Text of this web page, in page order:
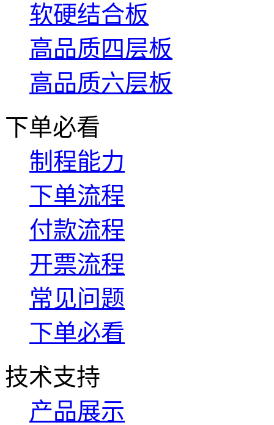
软硬结合板
高品质四层板
高品质六层板
下单必看
制程能力
下单流程
付款流程
开票流程
常见问题
下单必看
技术支持
产品展示